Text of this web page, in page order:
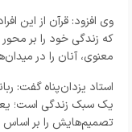
وی افزود: قرآن از این
که زندگی خود را بر محور
معنوی، آنان را در
استاد یزدان‌پناه گفت:
یک سبک زندگی است؛
تصمیم‌هایش را بر اساس